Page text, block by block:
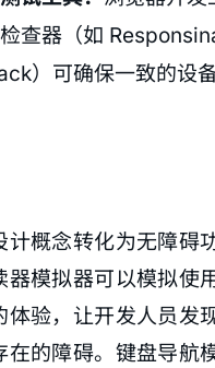
查器（如
）可确保一致的设
计概念转化为无障碍
器模拟器可以模拟使
体验，让开发人员发
在的障碍。键盘导航